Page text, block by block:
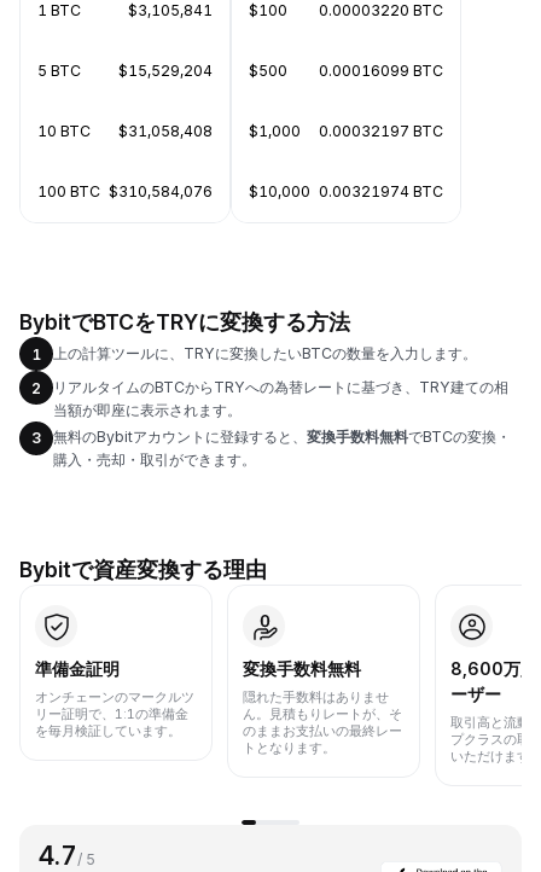
1 BTC $3,105,841
5 BTC $15,529,204
10 BTC $31,058,408
100 BTC $310,584,076
$100 0.00003220 BTC
$500 0.00016099 BTC
$1,000 0.00032197 BTC
$10,000 0.00321974 BTC
BybitでBTCをTRYに変換する方法
1
上の計算ツールに、TRYに変換したいBTCの数量を入力します。
2
リアルタイムのBTCからTRYへの為替レートに基づき、TRY建ての相
当額が即座に表示されます。
3
無料のBybitアカウントに登録すると、 変換手数料無料でBTCの変換・
購入・売却・取引ができます。
Bybitで資産変換する理由
準備金証明
オンチェーンのマークルツ
リー証明で、1:1の準備金
を毎月検証しています。
変換手数料無料
隠れた手数料はありませ
ん。見積もりレートが、そ
のままお支払いの最終レー
トとなります。
8,600万人
ーザー
取引高と流動
プクラスの取
いただけます
4.7/ 5